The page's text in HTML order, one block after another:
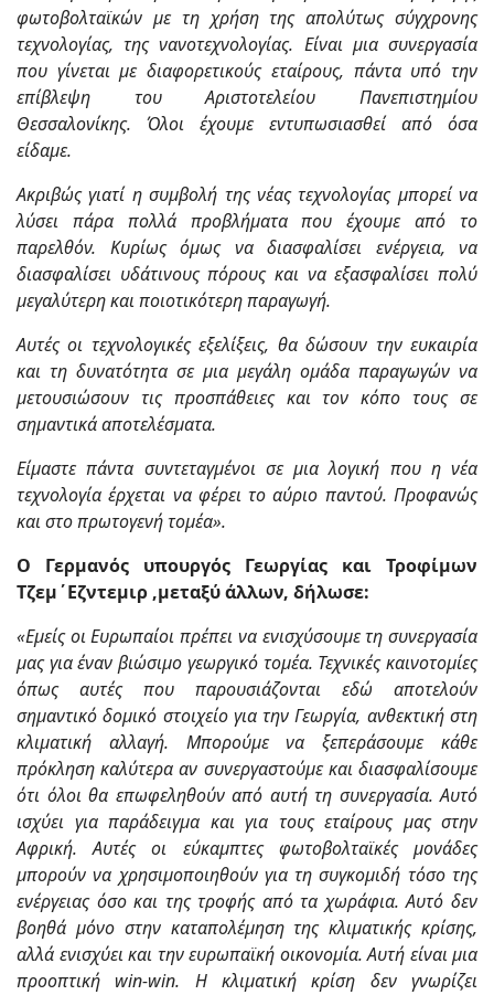
φωτοβολταϊκών με τη χρήση της απολύτως σύγχρονης
τεχνολογίας, της νανοτεχνολογίας. Είναι μια συνεργασία
που γίνεται με διαφορετικούς εταίρους, πάντα υπό την
επίβλεψη του Αριστοτελείου Πανεπιστημίου
Θεσσαλονίκης. Όλοι έχουμε εντυπωσιασθεί από όσα
είδαμε.
Ακριβώς γιατί η συμβολή της νέας τεχνολογίας μπορεί να
λύσει πάρα πολλά προβλήματα που έχουμε από το
παρελθόν. Κυρίως όμως να διασφαλίσει ενέργεια, να
διασφαλίσει υδάτινους πόρους και να εξασφαλίσει πολύ
μεγαλύτερη και ποιοτικότερη παραγωγή.
Αυτές οι τεχνολογικές εξελίξεις, θα δώσουν την ευκαιρία
και τη δυνατότητα σε μια μεγάλη ομάδα παραγωγών να
μετουσιώσουν τις προσπάθειες και τον κόπο τους σε
σημαντικά αποτελέσματα.
Είμαστε πάντα συντεταγμένοι σε μια λογική που η νέα
τεχνολογία έρχεται να φέρει το αύριο παντού. Προφανώς
και στο πρωτογενή τομέα».
Ο Γερμανός υπουργός Γεωργίας και Τροφίμων
Τζεμ΄Εζντεμιρ ,μεταξύ άλλων, δήλωσε:
«Εμείς οι Ευρωπαίοι πρέπει να ενισχύσουμε τη συνεργασία
μας για έναν βιώσιμο γεωργικό τομέα. Τεχνικές καινοτομίες
όπως αυτές που παρουσιάζονται εδώ αποτελούν
σημαντικό δομικό στοιχείο για την Γεωργία, ανθεκτική στη
κλιματική αλλαγή. Μπορούμε να ξεπεράσουμε κάθε
πρόκληση καλύτερα αν συνεργαστούμε και διασφαλίσουμε
ότι όλοι θα επωφεληθούν από αυτή τη συνεργασία. Αυτό
ισχύει για παράδειγμα και για τους εταίρους μας στην
Αφρική. Αυτές οι εύκαμπτες φωτοβολταϊκές μονάδες
μπορούν να χρησιμοποιηθούν για τη συγκομιδή τόσο της
ενέργειας όσο και της τροφής από τα χωράφια. Αυτό δεν
βοηθά μόνο στην καταπολέμηση της κλιματικής κρίσης,
αλλά ενισχύει και την ευρωπαϊκή οικονομία. Αυτή είναι μια
προοπτική win-win. Η κλιματική κρίση δεν γνωρίζει